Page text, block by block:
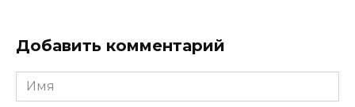
Добавить комментарий
Имя
*